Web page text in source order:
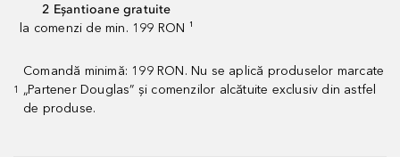
2 Eșantioane gratuite
la comenzi de min. 199 RON ¹
1
Comandă minimă: 199 RON. Nu se aplică produselor marcate
„Partener Douglas” și comenzilor alcătuite exclusiv din astfel
de produse.